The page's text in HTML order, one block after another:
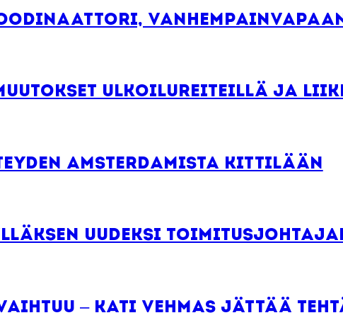
ulkoilureiteillä ja
Amsterdamista Kittilään
uudeksi
– Kati Vehmas jättää